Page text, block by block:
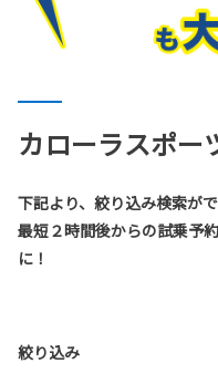
カローラスポー
下記より、絞り込み検索がで
最短２時間後からの試乗予
に！
絞り込み